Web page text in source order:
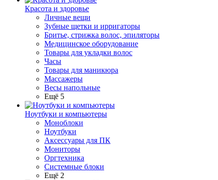
Красота и здоровье
Личные вещи
Зубные щетки и ирригаторы
Бритье, стрижка волос, эпиляторы
Медицинское оборудование
Товары для укладки волос
Часы
Товары для маникюра
Массажеры
Весы напольные
Ещё 5
Ноутбуки и компьютеры
Моноблоки
Ноутбуки
Аксессуары для ПК
Мониторы
Оргтехника
Системные блоки
Ещё 2